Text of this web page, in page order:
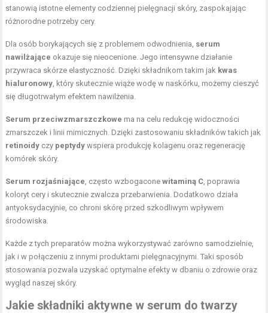
stanowią istotne elementy codziennej pielęgnacji skóry, zaspokajając
różnorodne potrzeby cery.
Dla osób borykających się z problemem odwodnienia, serum
nawilżające okazuje się nieocenione. Jego intensywne działanie
przywraca skórze elastyczność. Dzięki składnikom takim jak kwas
hialuronowy , który skutecznie wiąże wodę w naskórku, możemy cieszyć
się długotrwałym efektem nawilżenia.
Serum przeciwzmarszczkowe ma na celu redukcję widoczności
zmarszczek i linii mimicznych. Dzięki zastosowaniu składników takich jak
retinoidy czy peptydy wspiera produkcję kolagenu oraz regenerację
komórek skóry.
Serum rozjaśniające , często wzbogaconewitaminą C , poprawia
koloryt cery i skutecznie zwalcza przebarwienia. Dodatkowo działa
antyoksydacyjnie, co chroni skórę przed szkodliwym wpływem
środowiska.
Każde z tych preparatów można wykorzystywać zarówno samodzielnie,
jak i w połączeniu z innymi produktami pielęgnacyjnymi. Taki sposób
stosowania pozwala uzyskać optymalne efekty w dbaniu o zdrowie oraz
wygląd naszej skóry.
Jakie składniki aktywne w serum do twarzy